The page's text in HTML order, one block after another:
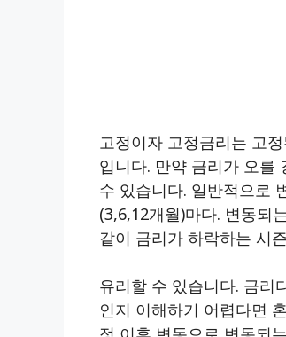
고정이자 고정금리는 고
입니다. 만약 금리가 오를
수 있습니다. 일반적으로
(3,6,12개월)마다. 변동되
같이 금리가 하락하는 시
유리할 수 있습니다. 금리
인지 이해하기 어렵다면